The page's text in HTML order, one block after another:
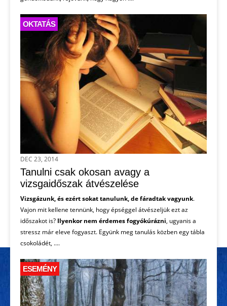
OKTATÁS
DEC 23, 2014
Tanulni csak okosan avagy a
vizsgaidőszak átvészelése
Vizsgázunk, és ezért sokat tanulunk, de fáradtak vagyunk.
Vajon mit kellene tennünk, hogy épséggel átvészeljük ezt az
időszakot is? Ilyenkor nem érdemes fogyókúrázni, ugyanis a
stressz már eleve fogyaszt. Együnk meg tanulás közben egy tábla
csokoládét, ....
ESEMÉNY